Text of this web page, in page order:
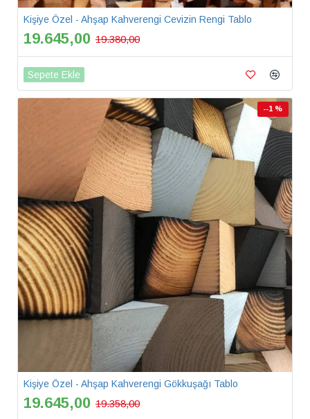
Kişiye Özel - Ahşap Kahverengi Cevizin Rengi Tablo
19.645,00 19.380,00
Sepete Ekle
--1 %
Kişiye Özel - Ahşap Kahverengi Gökkuşağı Tablo
19.645,00 19.358,00